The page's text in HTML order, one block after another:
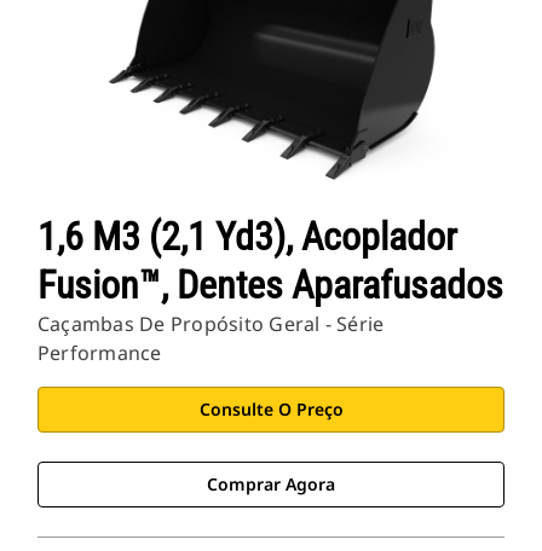
1,6 M3 (2,1 Yd3), Acoplador
Fusion™, Dentes Aparafusados
Caçambas De Propósito Geral - Série
Performance
Consulte O Preço
Comprar Agora